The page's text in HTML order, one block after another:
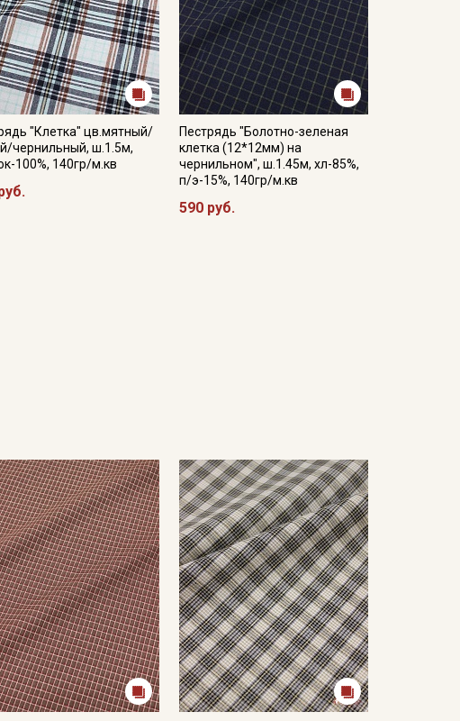
"Клетка" цв.мятный/
чернильный, ш.1.5м,
100%, 140гр/м.кв
Пестрядь "Болотно-зеленая
клетка (12*12мм) на
чернильном", ш.1.45м, хл-85%,
п/э-15%, 140гр/м.кв
590 руб.